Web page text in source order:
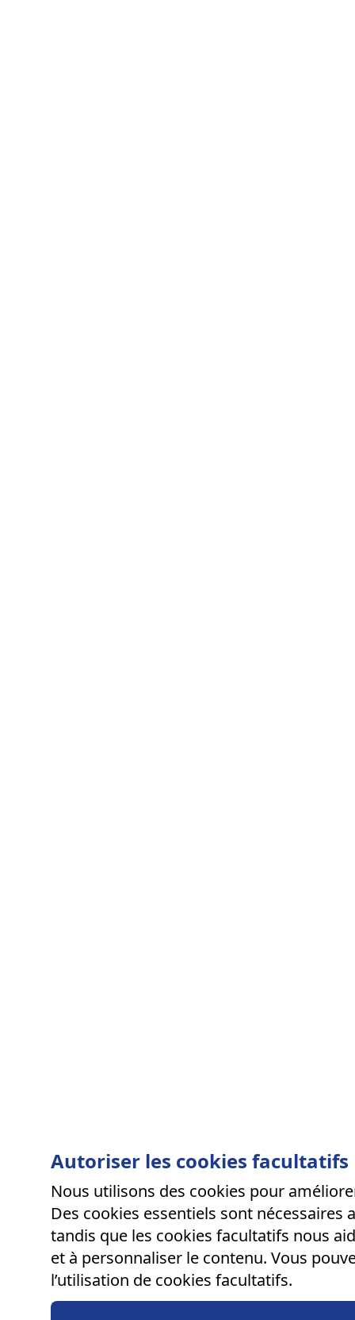
Autoriser les cookies facultatifs
Nous utilisons des cookies pour
Des cookies essentiels sont
tandis que les cookies facultatifs nous
et à personnaliser le contenu. Vous
l’utilisation de cookies facultatifs.